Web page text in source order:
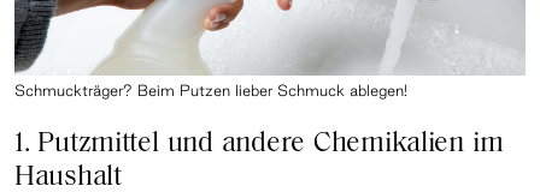
Schmuckträger? Beim Putzen lieber Schmuck ablegen!
1. Putzmittel und andere Chemikalien im
Haushalt